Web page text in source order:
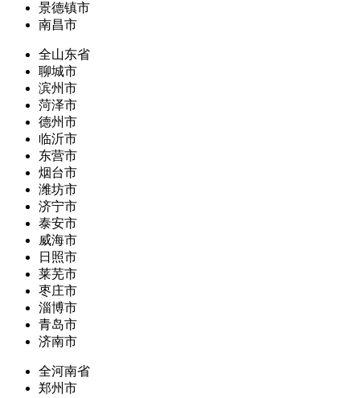
景德镇市
南昌市
全山东省
聊城市
滨州市
菏泽市
德州市
临沂市
东营市
烟台市
潍坊市
济宁市
泰安市
威海市
日照市
莱芜市
枣庄市
淄博市
青岛市
济南市
全河南省
郑州市